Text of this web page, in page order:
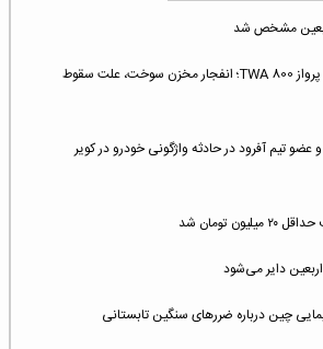
مشخص شد
سی‌امین سالگرد سانحه پرواز TWA 800؛ انفجار مخزن سوخت، علت سقوط
تیم آفرود در حادثه واژگونی خودرو در کویر
تومان شد
اربعین دایر می‌شود
چین درباره ضررهای سنگین تابستانی